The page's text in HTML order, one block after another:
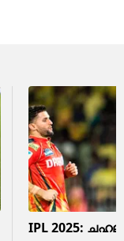
IPL 2025: